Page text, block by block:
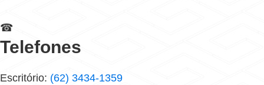
☎
Telefones
Escritório: (62) 3434-1359